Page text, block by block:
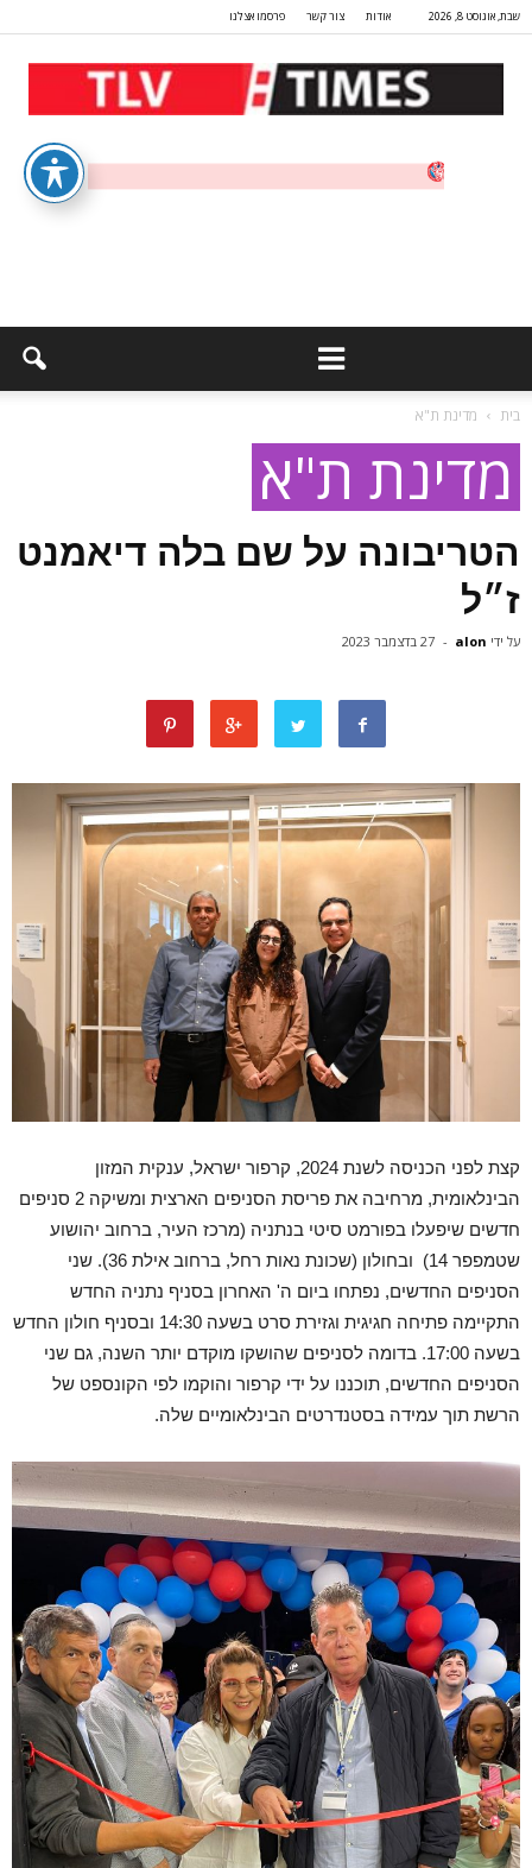
שבת, אוגוסט 8, 2026 אודות צור קשר פרסמו אצלנו
בית מדינת ת"א
מדינת ת"א
הטריבונה על שם בלה דיאמנט
ז״ל
על ידי alon
- 27 בדצמבר 2023
קצת לפני הכניסה לשנת 2024, קרפור ישראל, ענקית המזון
הבינלאומית, מרחיבה את פריסת הסניפים הארצית ומשיקה 2 סניפים
חדשים שיפעלו בפורמט סיטי בנתניה (מרכז העיר, ברחוב יהושוע
שטמפפר 14) ובחולון (שכונת נאות רחל, ברחוב אילת 36). שני
הסניפים החדשים, נפתחו ביום ה' האחרון בסניף נתניה החדש
התקיימה פתיחה חגיגית וגזירת סרט בשעה 14:30 ובסניף חולון החדש
בשעה 17:00. בדומה לסניפים שהושקו מוקדם יותר השנה, גם שני
הסניפים החדשים, תוכננו על ידי קרפור והוקמו לפי הקונספט של
הרשת תוך עמידה בסטנדרטים הבינלאומיים שלה.